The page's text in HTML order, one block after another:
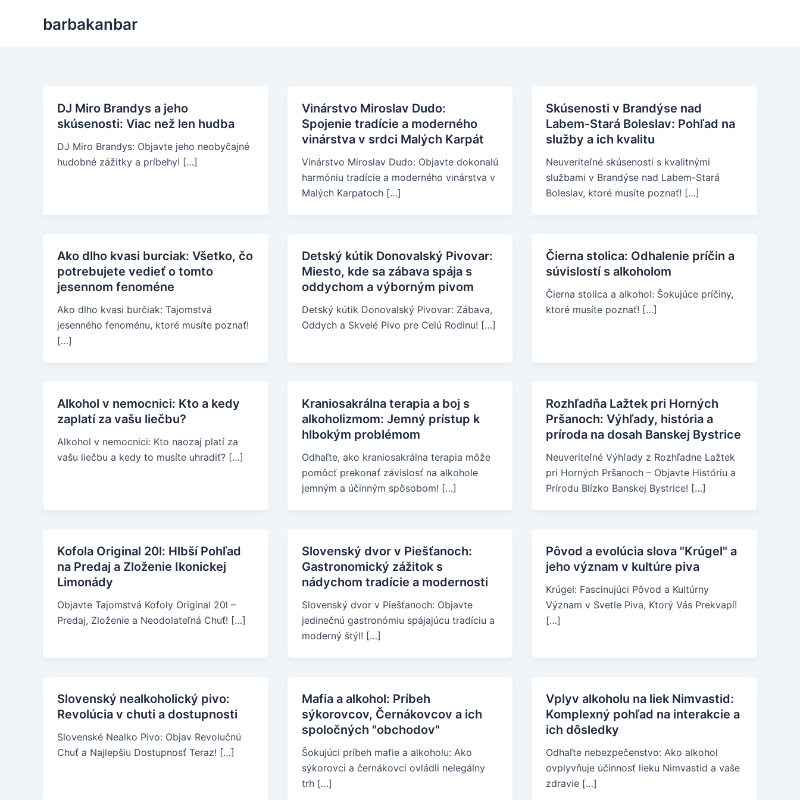
barbakanbar
DJ Miro Brandys a jeho
skúsenosti: Viac než len hudba
DJ Miro Brandys: Objavte jeho neobyčajné
hudobné zážitky a príbehy! […]
Vinárstvo Miroslav Dudo:
Spojenie tradície a moderného
vinárstva v srdci Malých Karpát
Vinárstvo Miroslav Dudo: Objavte dokonalú
harmóniu tradície a moderného vinárstva v
Malých Karpatoch […]
Skúsenosti v Brandýse nad
Labem-Stará Boleslav: Pohľad na
služby a ich kvalitu
Neuveriteľné skúsenosti s kvalitnými
službami v Brandýse nad Labem-Stará
Boleslav, ktoré musíte poznať! […]
Ako dlho kvasi burciak: Všetko, čo
potrebujete vedieť o tomto
jesennom fenoméne
Ako dlho kvasi burčiak: Tajomstvá
jesenného fenoménu, ktoré musíte poznať!
[…]
Detský kútik Donovalský Pivovar:
Miesto, kde sa zábava spája s
oddychom a výborným pivom
Detský kútik Donovalský Pivovar: Zábava,
Oddych a Skvelé Pivo pre Celú Rodinu! […]
Čierna stolica: Odhalenie príčin a
súvislostí s alkoholom
Čierna stolica a alkohol: Šokujúce príčiny,
ktoré musíte poznať! […]
Alkohol v nemocnici: Kto a kedy
zaplatí za vašu liečbu?
Alkohol v nemocnici: Kto naozaj platí za
vašu liečbu a kedy to musíte uhradiť? […]
Kraniosakrálna terapia a boj s
alkoholizmom: Jemný prístup k
hlbokým problémom
Odhaľte, ako kraniosakrálna terapia môže
pomôcť prekonať závislosť na alkohole
jemným a účinným spôsobom! […]
Rozhľadňa Lažtek pri Horných
Pršanoch: Výhľady, história a
príroda na dosah Banskej Bystrice
Neuveriteľné Výhľady z Rozhľadne Lažtek
pri Horných Pršanoch – Objavte Históriu a
Prírodu Blízko Banskej Bystrice! […]
Kofola Original 20l: Hlbší Pohľad
na Predaj a Zloženie Ikonickej
Limonády
Objavte Tajomstvá Kofoly Original 20l –
Predaj, Zloženie a Neodolateľná Chuť! […]
Slovenský dvor v Piešťanoch:
Gastronomický zážitok s
nádychom tradície a modernosti
Slovenský dvor v Piešťanoch: Objavte
jedinečnú gastronómiu spájajúcu tradíciu a
moderný štýl! […]
Pôvod a evolúcia slova "Krúgel" a
jeho význam v kultúre piva
Krúgel: Fascinujúci Pôvod a Kultúrny
Význam v Svetle Piva, Ktorý Vás Prekvapí!
[…]
Slovenský nealkoholický pivo:
Revolúcia v chuti a dostupnosti
Slovenské Nealko Pivo: Objav Revolučnú
Chuť a Najlepšiu Dostupnosť Teraz! […]
Mafia a alkohol: Príbeh
sýkorovcov, Černákovcov a ich
spoločných "obchodov"
Šokujúci príbeh mafie a alkoholu: Ako
sýkorovci a černákovci ovládli nelegálny
trh […]
Vplyv alkoholu na liek Nimvastid:
Komplexný pohľad na interakcie a
ich dôsledky
Odhaľte nebezpečenstvo: Ako alkohol
ovplyvňuje účinnosť lieku Nimvastid a vaše
zdravie […]